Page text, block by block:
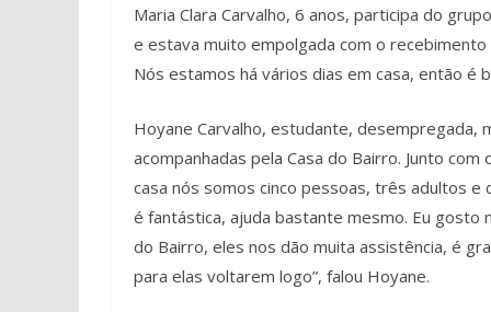
Maria Clara Carvalho, 6 anos, participa do
e estava muito empolgada com o recebimento
Nós estamos há vários dias em casa, então é
Hoyane Carvalho, estudante, desempregada,
acompanhadas pela Casa do Bairro. Junto
casa nós somos cinco pessoas, três adultos e
é fantástica, ajuda bastante mesmo. Eu gosto
do Bairro, eles nos dão muita assistência, é
para elas voltarem logo”, falou Hoyane.